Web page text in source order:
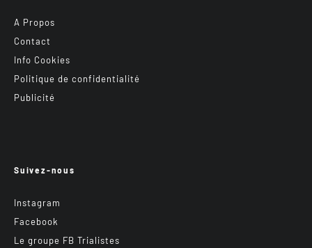
A Propos
Contact
Info Cookies
Politique de confidentialité
Publicité
Suivez-nous
Instagram
Facebook
Le groupe FB Trialistes